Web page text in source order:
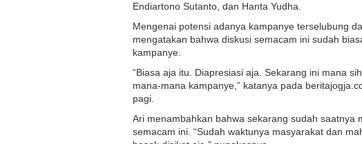
Endiartono Sutanto, dan Hanta Yudha.
Mengenai potensi adanya kampanye terselubung
mengatakan bahwa diskusi semacam ini sudah
kampanye.
“Biasa aja itu. Diapresiasi aja. Sekarang ini mana
mana-mana kampanye,” katanya pada
pagi.
Ari menambahkan bahwa sekarang sudah saatnya
semacam ini. “Sudah waktunya masyarakat dan